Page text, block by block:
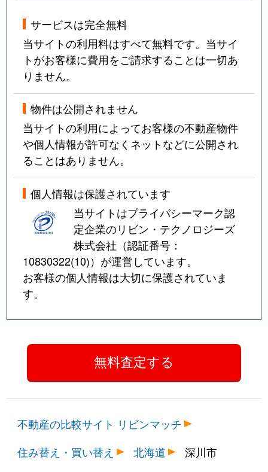
サービスは完全無料
当サイトの利用料はすべて無料です。当サイ
トがお客様に費用をご請求することは一切あ
りません。
物件は公開されません
当サイトの利用によってお客様の不動産物件
や個人情報が許可なくネットなどに公開され
ることはありません。
個人情報は保護されています
当サイトはプライバシーマーク認
定企業のリビン・テクノロジーズ
株式会社（認証番号：
10830322(10)）が運営しています。
お客様の個人情報は大切に保護されていま
す。
不動産の比較サイト リビンマッチ
住み替え・買い替え
北海道 深川市